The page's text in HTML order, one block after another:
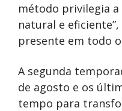
método privilegia
natural e
presente em todo
A segunda
de agosto e os
tempo para